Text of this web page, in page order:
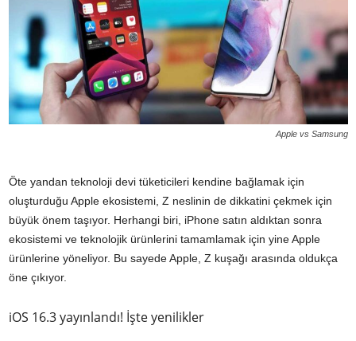
Apple vs Samsung
Öte yandan teknoloji devi tüketicileri kendine bağlamak için
oluşturduğu Apple ekosistemi, Z neslinin de dikkatini çekmek için
büyük önem taşıyor. Herhangi biri, iPhone satın aldıktan sonra
ekosistemi ve teknolojik ürünlerini tamamlamak için yine Apple
ürünlerine yöneliyor. Bu sayede Apple, Z kuşağı arasında oldukça
öne çıkıyor.
iOS 16.3 yayınlandı! İşte yenilikler